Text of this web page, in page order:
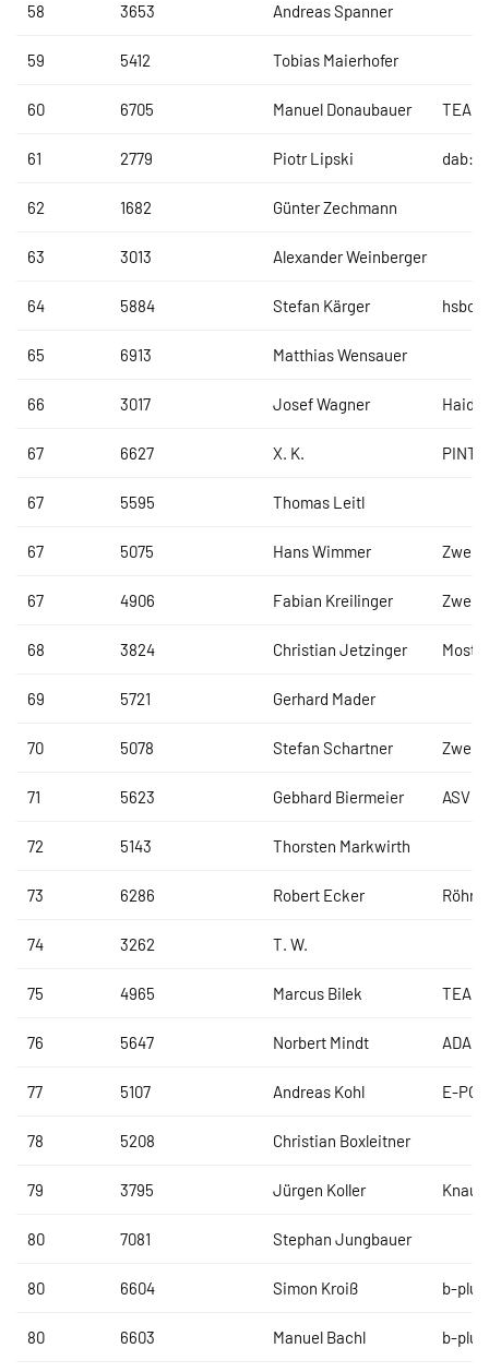
58 3653 Andreas Spanner
59 5412 Tobias Maierhofer
60 6705 Manuel Donaubauer TEAM
61 2779 Piotr Lipski
62 1682 Günter Zechmann
63 3013 Alexander Weinberger
64 5884 Stefan Kärger
65 6913 Matthias Wensauer
66 3017 Josef Wagner Haidl
67 6627 X. K.
67 5595 Thomas Leitl
67 5075 Hans Wimmer
67 4906 Fabian Kreilinger
68 3824 Christian Jetzinger Most-
69 5721 Gerhard Mader
70 5078 Stefan Schartner
71 5623 Gebhard Biermeier ASV
72 5143 Thorsten Markwirth
73 6286 Robert Ecker
74 3262 T. W.
75 4965 Marcus Bilek TEAM
76 5647 Norbert Mindt ADAC
77 5107 Andreas Kohl E-
78 5208 Christian Boxleitner
79 3795 Jürgen Koller
80 7081 Stephan Jungbauer
80 6604 Simon Kroiß b-plus
80 6603 Manuel Bachl b-plus